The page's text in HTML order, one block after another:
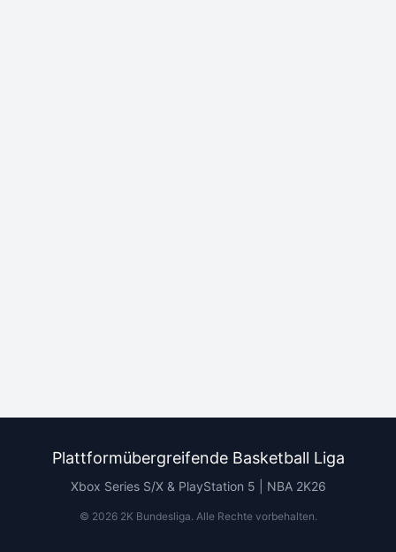
Plattformübergreifende Basketball Liga
Xbox Series S/X & PlayStation 5 | NBA 2K26
© 20262K Bundesliga. Alle Rechte vorbehalten.